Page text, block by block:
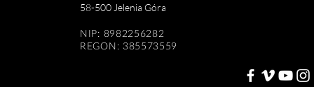
58-500 Jelenia Góra
NIP: 8982256282
REGON: 385573559